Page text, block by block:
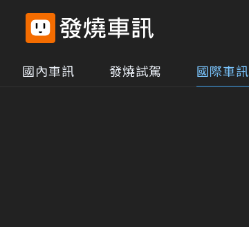
國內車訊 發燒試駕 國際車訊